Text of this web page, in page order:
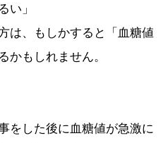
い」
は、もしかすると「血糖値
かもしれません。
をした後に血糖値が急激に